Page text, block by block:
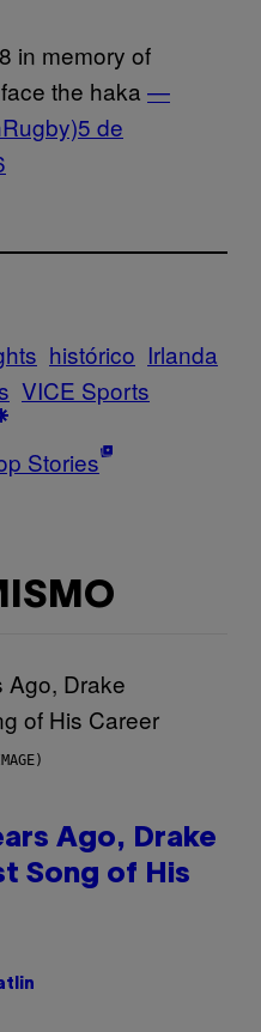
in memory of
the haka —
5 de
histórico Irlanda
VICE Sports
Stories
Ago, Drake
Song of His